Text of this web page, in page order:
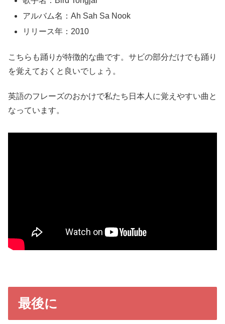
アルバム名：Ah Sah Sa Nook
リリース年：2010
こちらも踊りが特徴的な曲です。サビの部分だけでも踊り
を覚えておくと良いでしょう。
英語のフレーズのおかけで私たち日本人に覚えやすい曲と
なっています。
最後に